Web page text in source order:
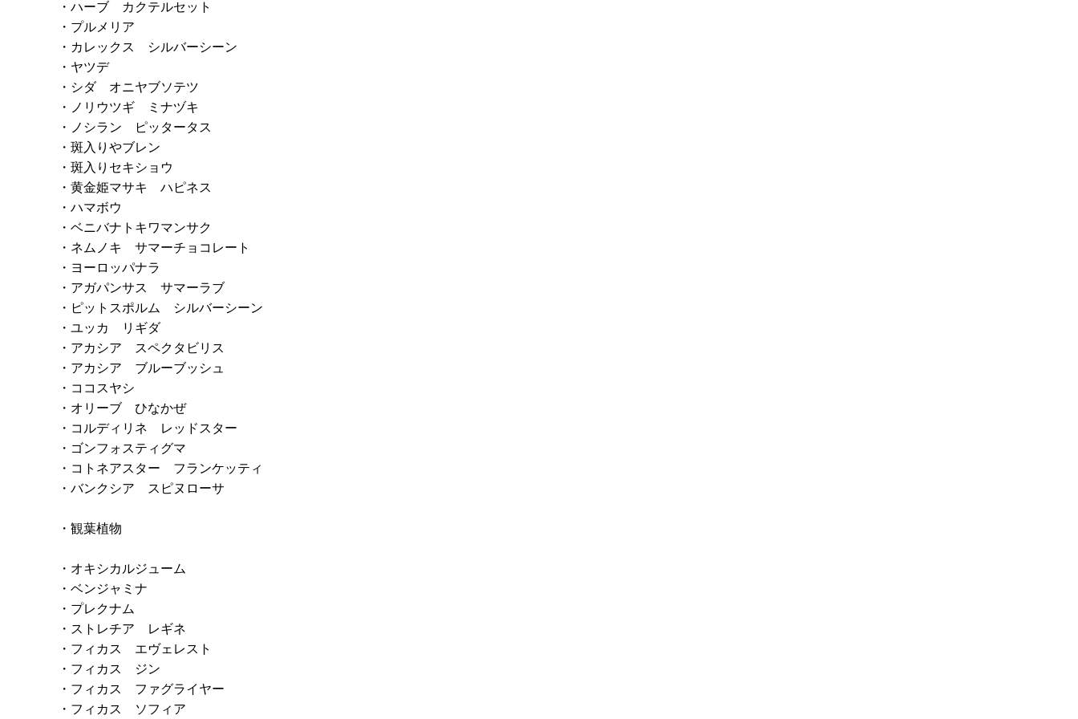
・ハーブ カクテルセット
・プルメリア
・カレックス シルバーシーン
・ヤツデ
・シダ オニヤブソテツ
・ノリウツギ ミナヅキ
・ノシラン ピッタータス
・斑入りやブレン
・斑入りセキショウ
・黄金姫マサキ ハピネス
・ハマボウ
・ベニバナトキワマンサク
・ネムノキ サマーチョコレート
・ヨーロッパナラ
・アガパンサス サマーラブ
・ピットスポルム シルバーシーン
・ユッカ リギダ
・アカシア スペクタビリス
・アカシア ブルーブッシュ
・ココスヤシ
・オリーブ ひなかぜ
・コルディリネ レッドスター
・ゴンフォスティグマ
・コトネアスター フランケッティ
・バンクシア スピヌローサ
・観葉植物
・オキシカルジューム
・ベンジャミナ
・プレクナム
・ストレチア レギネ
・フィカス エヴェレスト
・フィカス ジン
・フィカス ファグライヤー
・フィカス ソフィア